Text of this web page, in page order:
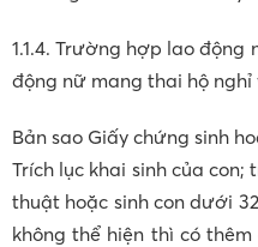
1.1.4. Trường hợp lao
động nữ mang thai hộ nghỉ
Bản sao Giấy chứng sinh
Trích lục khai sinh của
thuật hoặc sinh con dưới
không thể hiện thì có